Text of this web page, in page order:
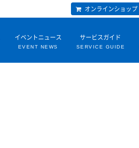
オンラインショップ
イベントニュース
EVENT NEWS
サービスガイド
SERVICE GUIDE